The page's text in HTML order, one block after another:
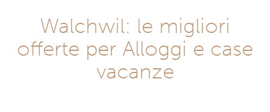
Walchwil: le migliori
offerte per Alloggi e case
vacanze